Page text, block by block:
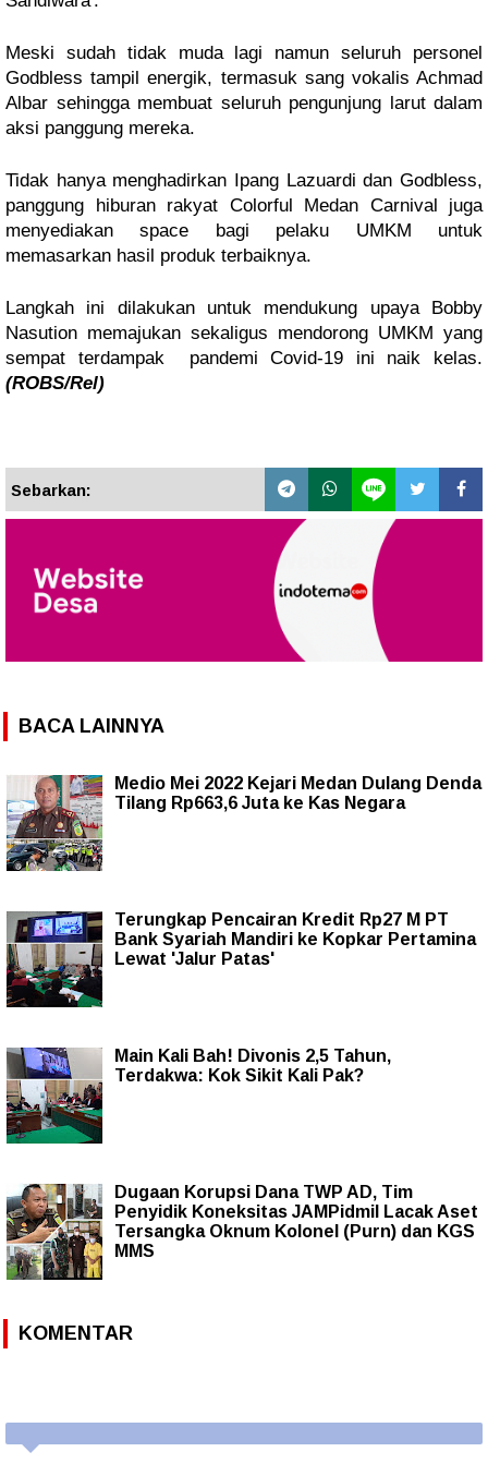
Meski sudah tidak muda lagi namun seluruh personel
Godbless tampil energik, termasuk sang vokalis Achmad
Albar sehingga membuat seluruh pengunjung larut dalam
aksi panggung mereka.
Tidak hanya menghadirkan Ipang Lazuardi dan Godbless,
panggung hiburan rakyat Colorful Medan Carnival juga
menyediakan space bagi pelaku UMKM untuk
memasarkan hasil produk terbaiknya.
Langkah ini dilakukan untuk mendukung upaya Bobby
Nasution memajukan sekaligus mendorong UMKM yang
sempat terdampak pandemi Covid-19 ini naik kelas.
(ROBS/Rel)
Sebarkan:
BACA LAINNYA
Medio Mei 2022 Kejari Medan Dulang Denda
Tilang Rp663,6 Juta ke Kas Negara
Terungkap Pencairan Kredit Rp27 M PT
Bank Syariah Mandiri ke Kopkar Pertamina
Lewat 'Jalur Patas'
Main Kali Bah! Divonis 2,5 Tahun,
Terdakwa: Kok Sikit Kali Pak?
Dugaan Korupsi Dana TWP AD, Tim
Penyidik Koneksitas JAMPidmil Lacak Aset
Tersangka Oknum Kolonel (Purn) dan KGS
MMS
KOMENTAR